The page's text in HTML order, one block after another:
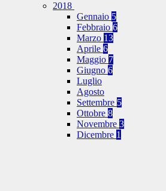
2018
Gennaio 5
Febbraio 6
Marzo 13
Aprile 6
Maggio 7
Giugno 6
Luglio
Agosto
Settembre 5
Ottobre 8
Novembre 3
Dicembre 1